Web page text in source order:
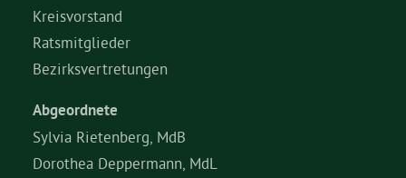
Kontakt
Kreisvorstand
Ratsmitglieder
Bezirksvertretungen
Abgeordnete
Sylvia Rietenberg, MdB
Dorothea Deppermann, MdL